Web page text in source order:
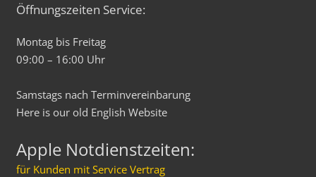
Öffnungszeiten Service:
Montag bis Freitag
09:00 – 16:00 Uhr
Samstags nach Terminvereinbarung
Here is our old English Website
Apple Notdienstzeiten:
für Kunden mit Service Vertrag